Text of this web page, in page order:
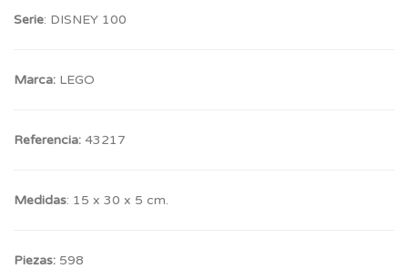
Serie: DISNEY 100
Marca: LEGO
Referencia: 43217
Medidas: 15 x 30 x 5 cm.
Piezas: 598